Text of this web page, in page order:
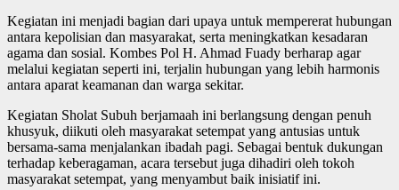
Kegiatan ini menjadi bagian dari upaya untuk mempererat hubungan
antara kepolisian dan masyarakat, serta meningkatkan kesadaran
agama dan sosial. Kombes Pol H. Ahmad Fuady berharap agar
melalui kegiatan seperti ini, terjalin hubungan yang lebih harmonis
antara aparat keamanan dan warga sekitar.
Kegiatan Sholat Subuh berjamaah ini berlangsung dengan penuh
khusyuk, diikuti oleh masyarakat setempat yang antusias untuk
bersama-sama menjalankan ibadah pagi. Sebagai bentuk dukungan
terhadap keberagaman, acara tersebut juga dihadiri oleh tokoh
masyarakat setempat, yang menyambut baik inisiatif ini.